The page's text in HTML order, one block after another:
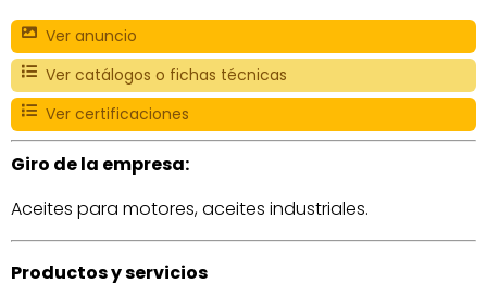
Ver anuncio
Ver catálogos o fichas técnicas
Ver certificaciones
Giro de la empresa:
Aceites para motores, aceites industriales.
Productos y servicios